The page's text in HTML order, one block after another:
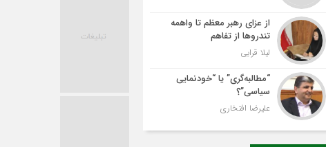
از عزای رهبر معظم تا واهمه
تندروها از تفاهم
لیلا قرایی
“مطالبه‌گری” یا “خودنمایی
سیاسی”؟
علیرضا افتخاری